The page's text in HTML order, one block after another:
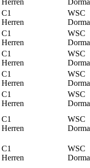
Herren
C1
Herren
WSC
C1
Herren
WSC
C1
Herren
WSC
C1
Herren
WSC
C1
Herren
WSC
C1
Herren
WSC
C1
Herren
WSC